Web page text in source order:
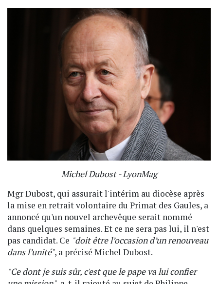
Michel Dubost - LyonMag
Mgr Dubost, qui assurait l'intérim au diocèse après
la mise en retrait volontaire du Primat des Gaules, a
annoncé qu'un nouvel archevêque serait nommé
dans quelques semaines. Et ce ne sera pas lui, il n'est
pas candidat. Ce "doit être l’occasion d’un renouveau
dans l’unité", a précisé Michel Dubost.
"Ce dont je suis sûr, c'est que le pape va lui confier